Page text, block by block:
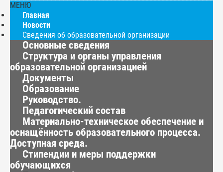
МЕНЮ
Главная
Новости
Сведения об образовательной организации
Основные сведения
Структура и органы управления
образовательной организацией
Документы
Образование
Руководство.
Педагогический состав
Материально-техническое обеспечение и
оснащённость образовательного процесса.
Доступная среда.
Стипендии и меры поддержки
обучающихся